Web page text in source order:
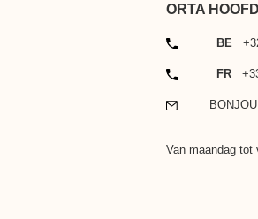
ORTA
TELEFOON
BE
TELEFOON
FR
EMAIL
Van maandag tot